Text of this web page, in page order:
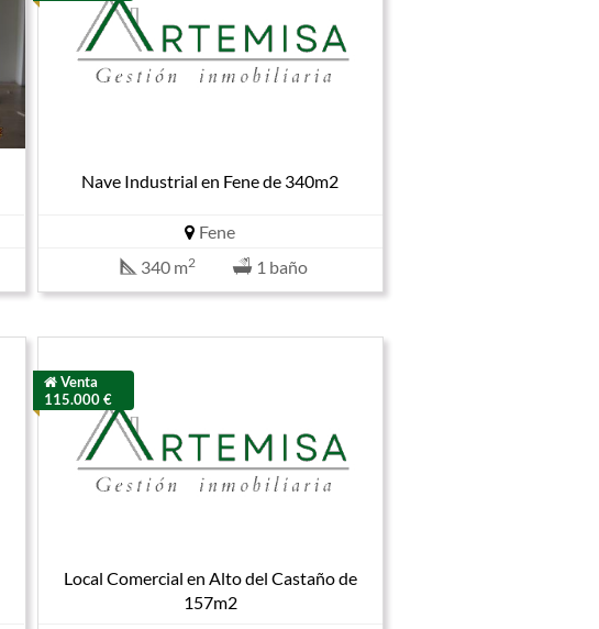
Nave Industrial en Fene de 340m2
Fene
340 m2 1 baño
Venta
115.000 €
Local Comercial en Alto del Castaño de
157m2